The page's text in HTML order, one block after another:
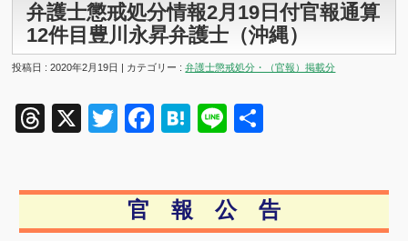
弁護士懲戒処分情報2月19日付官報通算
12件目豊川永昇弁護士（沖縄）
投稿日 : 2020年2月19日 | カテゴリー :弁護士懲戒処分・（官報）掲載分
Threads
X TwitterFacebook
Hatena
Line
官 報 公 告